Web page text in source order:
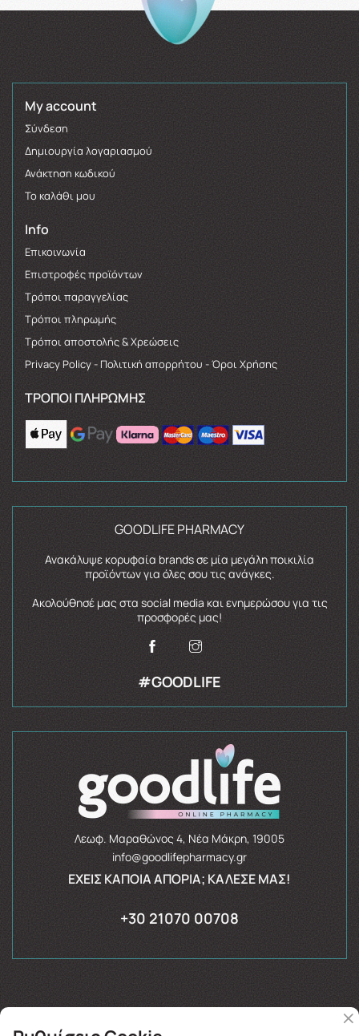
My account
Σύνδεση
Δημιουργία λογαριασμού
Ανάκτηση κωδικού
Το καλάθι μου
Info
Επικοινωνία
Επιστροφές προϊόντων
Τρόποι παραγγελίας
Τρόποι πληρωμής
Τρόποι αποστολής & Χρεώσεις
Privacy Policy - Πολιτική απορρήτου - Όροι Χρήσης
ΤΡΌΠΟΙ ΠΛΗΡΩΜΉΣ
GOODLIFE PHARMACY
Ανακάλυψε κορυφαία brands σε μία μεγάλη ποικιλία
προϊόντων για όλες σου τις ανάγκες.
Ακολούθησέ μας στα social media και ενημερώσου για τις
προσφορές μας!
#GOODLIFE
Λεωφ. Μαραθώνος 4, Νέα Μάκρη, 19005
info@goodlifepharmacy.gr
ΈΧΕΙΣ ΚΆΠΟΙΑ ΑΠΟΡΊΑ; ΚΆΛΕΣΈ ΜΑΣ!
+30 21070 00708